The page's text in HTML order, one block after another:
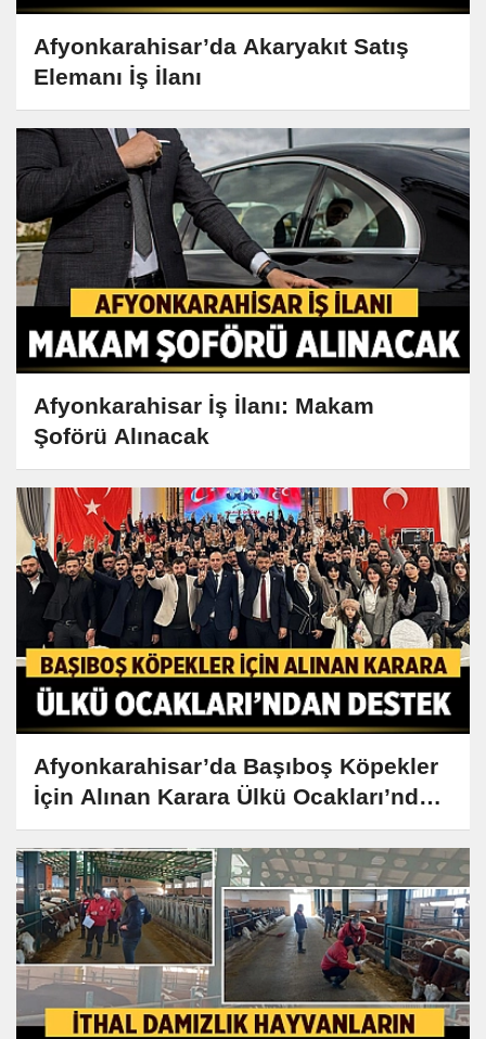
Afyonkarahisar’da Akaryakıt Satış
Elemanı İş İlanı
Afyonkarahisar İş İlanı: Makam
Şoförü Alınacak
Afyonkarahisar’da Başıboş Köpekler
İçin Alınan Karara Ülkü Ocakları’ndan
Destek